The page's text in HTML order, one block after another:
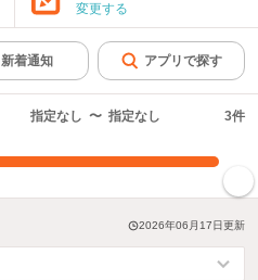
変更する
新着通知 アプリで探す
指定なし 〜 指定なし 3件
2026年06月17日更新